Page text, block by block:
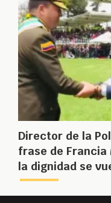
Director de la
frase de Francia
la dignidad se